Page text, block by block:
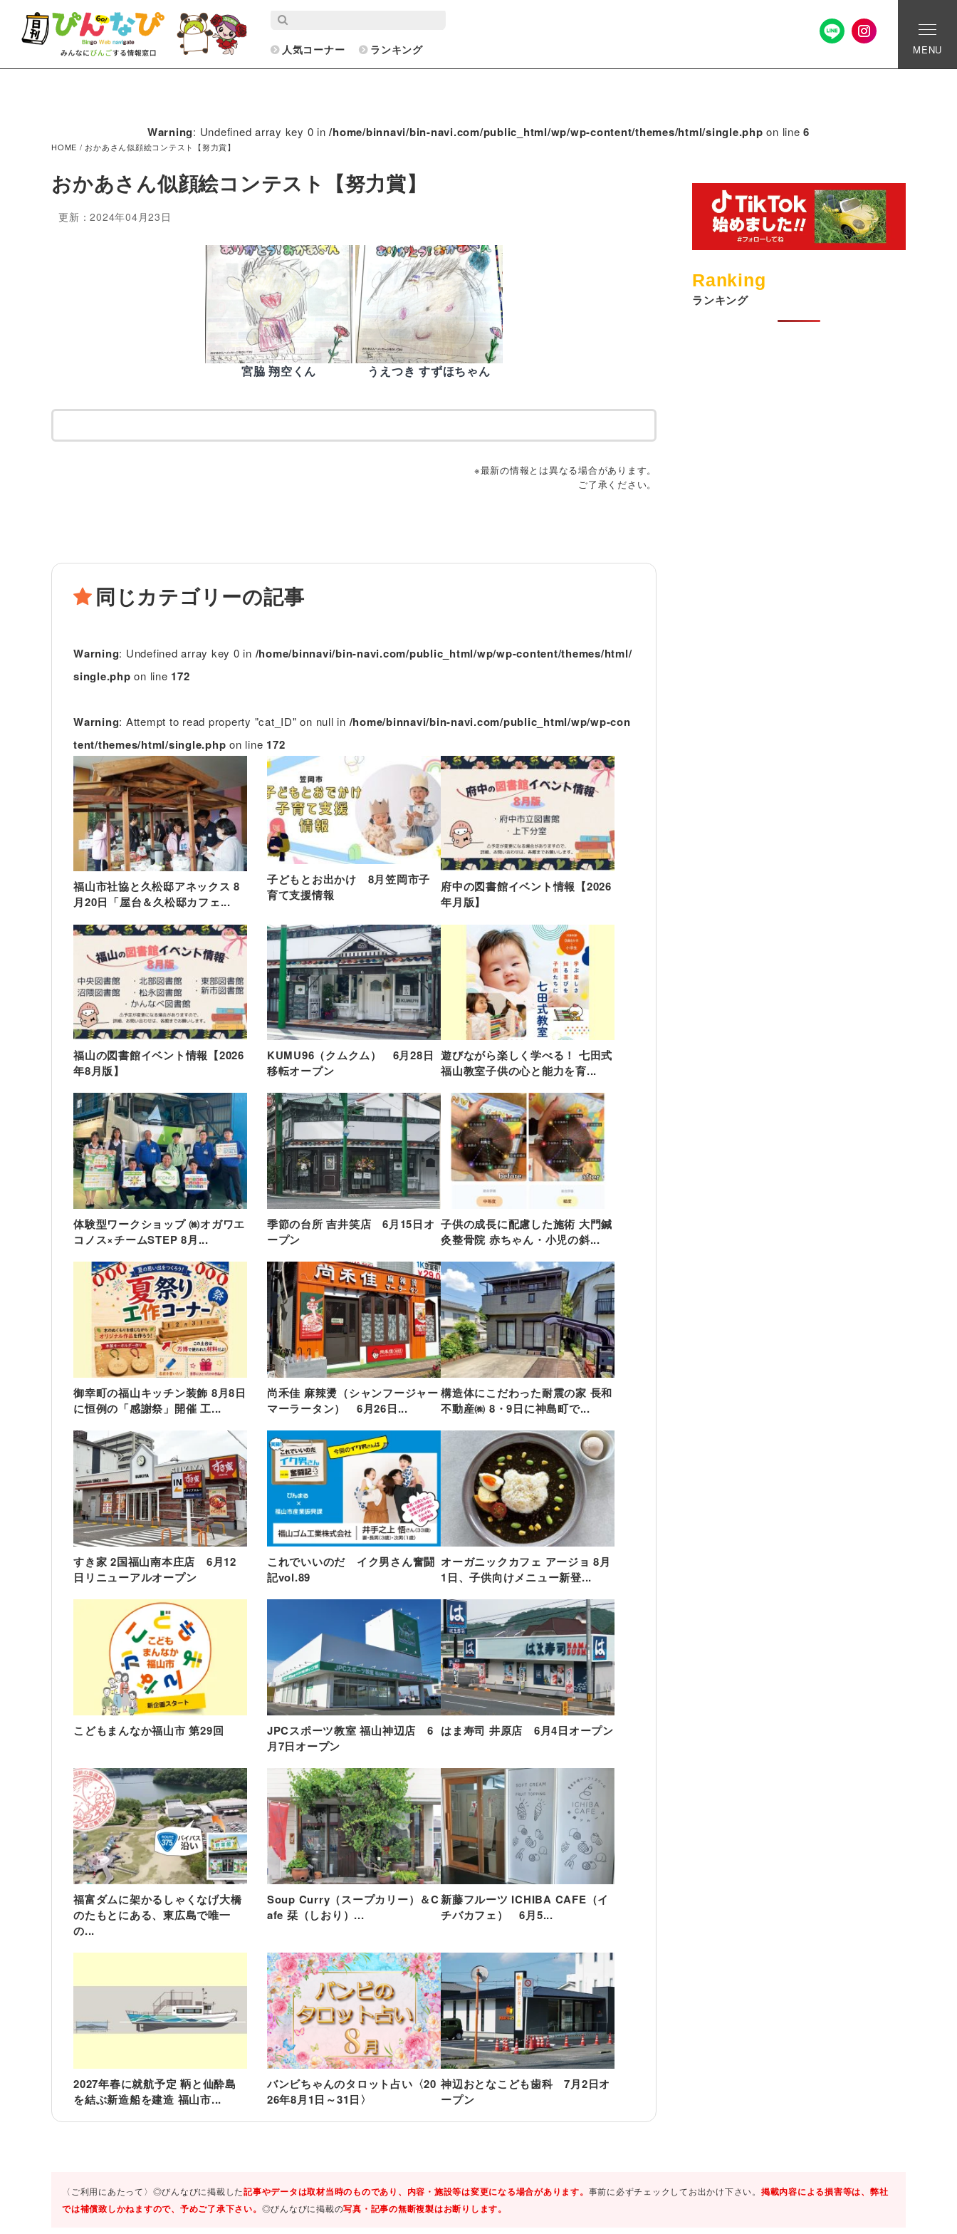
人気コーナー ランキング MENU
Warning: Undefined array key 0 in/home/binnavi/bin-navi.com/public_html/wp/wp-content/themes/html/single.php on line6
HOME / おかあさん似顔絵コンテスト【努力賞】
おかあさん似顔絵コンテスト【努力賞】
更新：2024年04月23日
宮脇 翔空くん うえつき すずほちゃん
※最新の情報とは異なる場合があります。
ご了承ください。
同じカテゴリーの記事
Warning: Undefined array key 0 in /home/binnavi/bin-navi.com/public_html/wp/wp-content/themes/html/
single.php on line 172
Warning: Attempt to read property "cat_ID" on null in /home/binnavi/bin-navi.com/public_html/wp/wp-con
tent/themes/html/single.php on line 172
福山市社協と久松邸アネックス 8
月20日「屋台＆久松邸カフェ...
子どもとお出かけ 8月笠岡市子
育て支援情報
府中の図書館イベント情報【2026
年月版】
福山の図書館イベント情報【2026
年8月版】
KUMU96（クムクム） 6月28日
移転オープン
遊びながら楽しく学べる！ 七田式
福山教室子供の心と能力を育...
体験型ワークショップ ㈱オガワエ
コノス×チームSTEP 8月...
季節の台所 吉井笑店 6月15日オ
ープン
子供の成長に配慮した施術 大門鍼
灸整骨院 赤ちゃん・小児の斜...
御幸町の福山キッチン装飾 8月8日
に恒例の「感謝祭」開催 工...
尚禾佳 麻辣燙（シャンフージャー
マーラータン） 6月26日...
構造体にこだわった耐震の家 長和
不動産㈱ 8・9日に神島町で...
すき家 2国福山南本庄店 6月12
日リニューアルオープン
これでいいのだ イク男さん奮闘
記vol.89
オーガニックカフェ アージョ 8月
1日、子供向けメニュー新登...
こどもまんなか福山市 第29回
JPCスポーツ教室 福山神辺店 6
月7日オープン
はま寿司 井原店 6月4日オープン
福富ダムに架かるしゃくなげ大橋
のたもとにある、東広島で唯一
の...
Soup Curry（スープカリー）＆C
afe 栞（しおり）...
新藤フルーツ ICHIBA CAFE（イ
チバカフェ） 6月5...
2027年春に就航予定 鞆と仙酔島
を結ぶ新造船を建造 福山市...
バンビちゃんのタロット占い〈20
26年8月1日～31日〉
神辺おとなこども歯科 7月2日オ
ープン
Ranking
ランキング
〈ご利用にあたって〉◎びんなびに掲載した記事やデータは取材当時のものであり、内容・施設等は変更になる場合があります。 事前に必ずチェックしてお出かけ下さい。 掲載内容による損害等は、弊社
では補償致しかねますので、予めご了承下さい。 ◎びんなびに掲載の写真・記事の無断複製はお断りします。